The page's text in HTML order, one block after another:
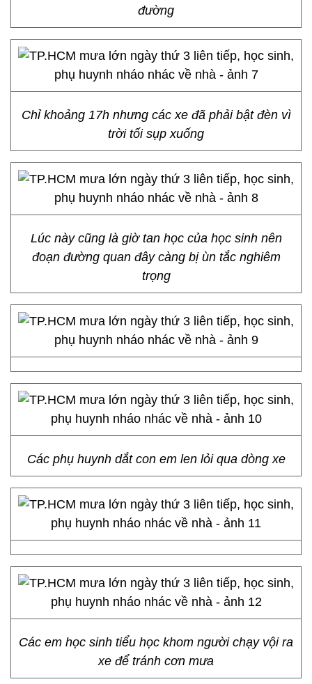
đường
Chỉ khoảng 17h nhưng các xe đã phải bật đèn vì
trời tối sụp xuống
Lúc này cũng là giờ tan học của học sinh nên
đoạn đường quan đây càng bị ùn tắc nghiêm
trọng
Các phụ huynh dắt con em len lỏi qua dòng xe
Các em học sinh tiểu học khom người chạy vội ra
xe để tránh cơn mưa